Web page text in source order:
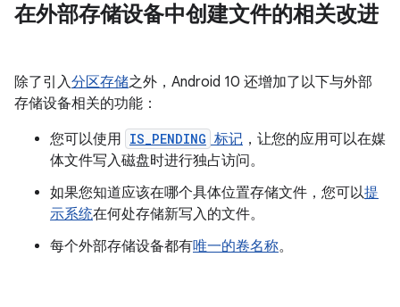
在外部存储设备中创建文件的相关改进
除了引入分区存储之外，Android 10 还增加了以下与外部
存储设备相关的功能：
您可以使用 IS_PENDING 标记 ，让您的应用可以在媒
体文件写入磁盘时进行独占访问。
如果您知道应该在哪个具体位置存储文件，您可以提
示系统在何处存储新写入的文件。
每个外部存储设备都有唯一的卷名称。